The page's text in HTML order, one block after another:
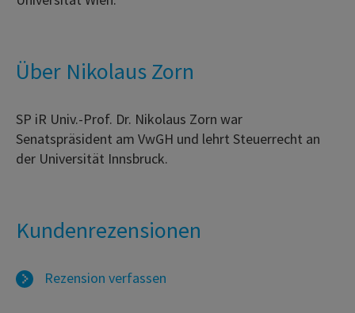
Über Nikolaus Zorn
SP iR Univ.-Prof. Dr. Nikolaus Zorn war
Senatspräsident am VwGH und lehrt Steuerrecht an
der Universität Innsbruck.
Kundenrezensionen
Rezension verfassen